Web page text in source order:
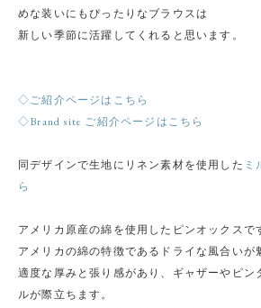
めな装いにもぴったりなブラウスは
新しい季節に活躍してくれると思います。
◇ご紹介ページはこちら
◇Brand site ご紹介ページはこちら
同デザインで生地にリネン素材を使用した ミ
ら
アメリカ原産の綿を使用したピンオックスで
アメリカの綿の特徴であるドライな風合いが
適度な厚みと張り感があり、ギャザーやピン
ルが際立ちます。